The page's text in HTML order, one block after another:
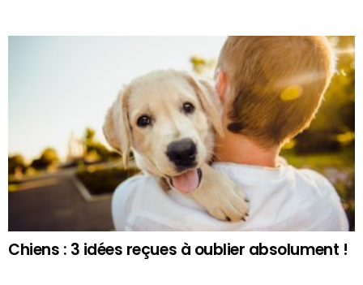
Chiens : 3 idées reçues à oublier absolument !